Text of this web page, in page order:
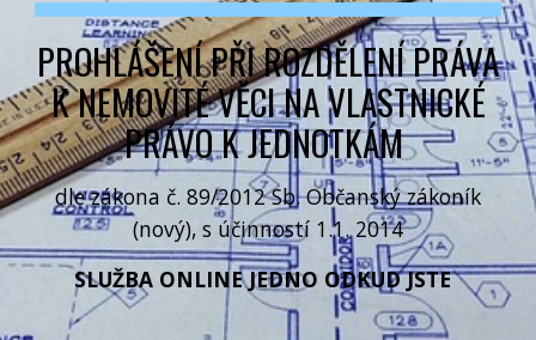
PROHLÁŠENÍ PŘI ROZDĚLENÍ PRÁVA
K NEMOVITÉ VĚCI NA VLASTNICKÉ
PRÁVO K JEDNOTKÁM
dle zákona č. 89/2012 Sb. Občanský zákoník
(nový), s účinností 1.1. 2014
SLUŽBA ONLINE JEDNO ODKUD JSTE